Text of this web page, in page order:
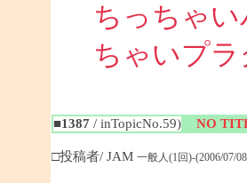
ちっちゃ
ちゃいプ
■1387 / inTopicNo.59) NO
□投稿者/ JAM 一般人(1回)-(2006/07/